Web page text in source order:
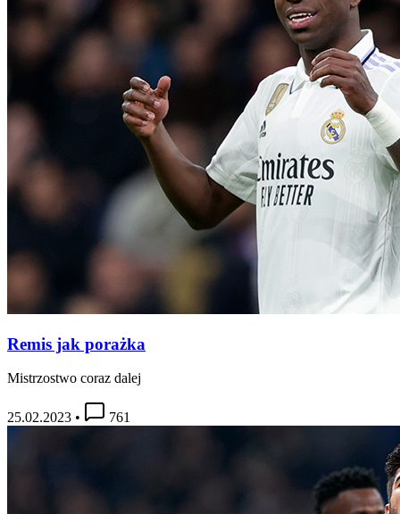
Remis jak porażka
Mistrzostwo coraz dalej
25.02.2023 • 761